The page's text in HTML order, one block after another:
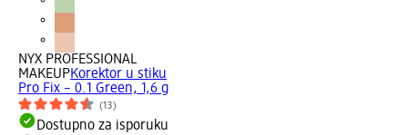
NYX PROFESSIONAL
MAKEUPKorektor u stiku
Pro Fix – 0.1 Green, 1,6 g
(13)
Dostupno za isporuku